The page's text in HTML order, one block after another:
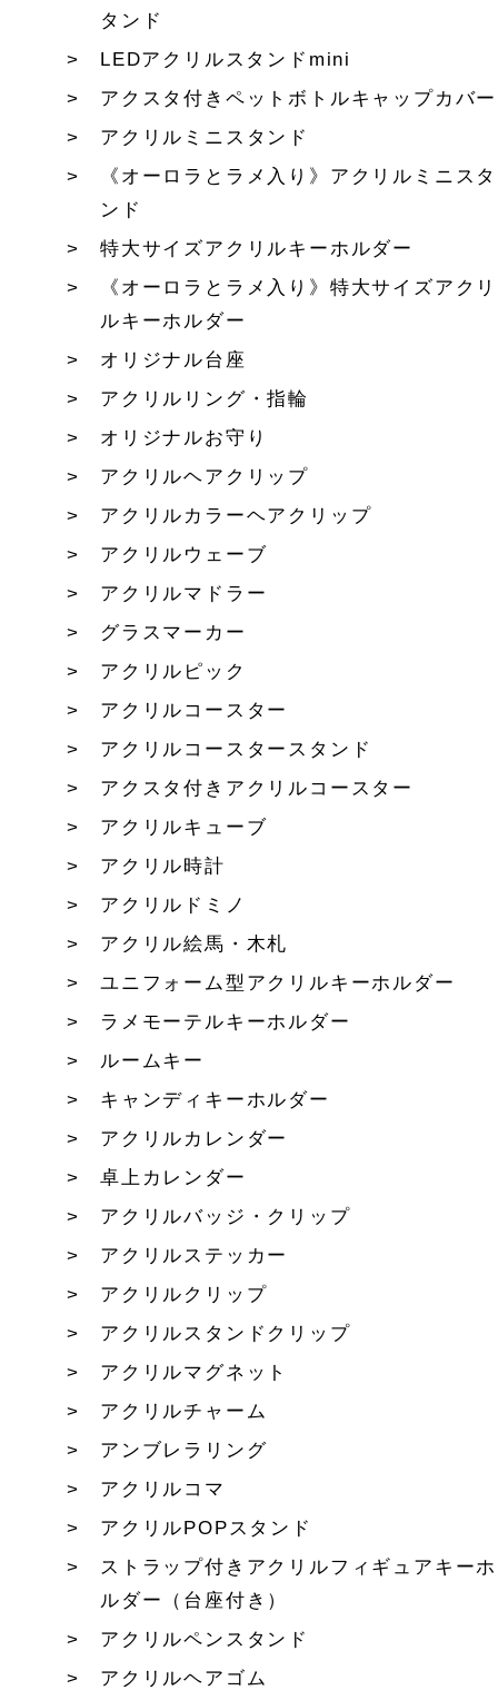
タンド
LEDアクリルスタンドmini
アクスタ付きペットボトルキャップカバー
アクリルミニスタンド
《オーロラとラメ入り》アクリルミニスタ
ンド
特大サイズアクリルキーホルダー
《オーロラとラメ入り》特大サイズアクリ
ルキーホルダー
オリジナル台座
アクリルリング・指輪
オリジナルお守り
アクリルヘアクリップ
アクリルカラーヘアクリップ
アクリルウェーブ
アクリルマドラー
グラスマーカー
アクリルピック
アクリルコースター
アクリルコースタースタンド
アクスタ付きアクリルコースター
アクリルキューブ
アクリル時計
アクリルドミノ
アクリル絵馬・木札
ユニフォーム型アクリルキーホルダー
ラメモーテルキーホルダー
ルームキー
キャンディキーホルダー
アクリルカレンダー
卓上カレンダー
アクリルバッジ・クリップ
アクリルステッカー
アクリルクリップ
アクリルスタンドクリップ
アクリルマグネット
アクリルチャーム
アンブレラリング
アクリルコマ
アクリルPOPスタンド
ストラップ付きアクリルフィギュアキーホ
ルダー（台座付き）
アクリルペンスタンド
アクリルヘアゴム